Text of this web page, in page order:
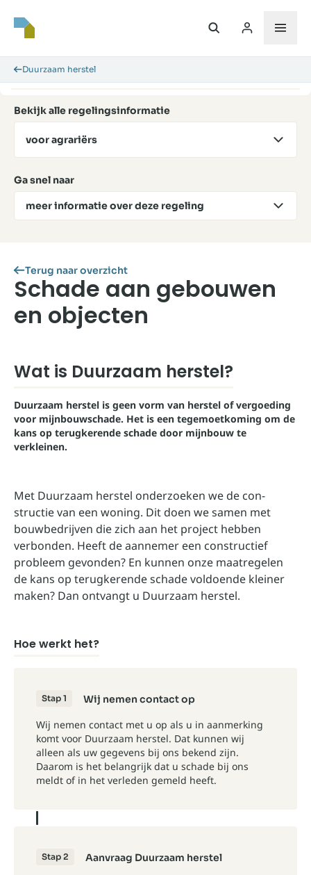
Duurzaam herstel
Bekijk alle regelingsinformatie
voor agrariërs
Ga snel naar
meer informatie over deze regeling
Terug naar overzicht
Schade aan gebouwen
en objecten
Wat is Duurzaam herstel?
Duurzaam herstel is geen vorm van herstel of vergoeding
voor mijnbouwschade. Het is een tegemoetkoming om de
kans op terugkerende schade door mijnbouw te
verkleinen.
Met Duurzaam herstel onderzoeken we de con­
structie van een woning. Dit doen we samen met
bouwbedrijven die zich aan het project hebben
verbonden. Heeft de aannemer een constructief
probleem gevonden? En kunnen onze maatregelen
de kans op terugkerende schade voldoende kleiner
maken? Dan ontvangt u Duurzaam herstel.
Hoe werkt het?
Stap 1 Wij nemen contact op
Wij nemen contact met u op als u in aanmerking
komt voor Duurzaam herstel. Dat kunnen wij
alleen als uw gegevens bij ons bekend zijn.
Daarom is het belangrijk dat u schade bij ons
meldt of in het verleden gemeld heeft.
Stap 2 Aanvraag Duurzaam herstel